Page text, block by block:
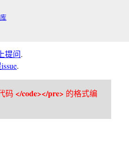
提问.
.
码 </code></pre> 的格式编